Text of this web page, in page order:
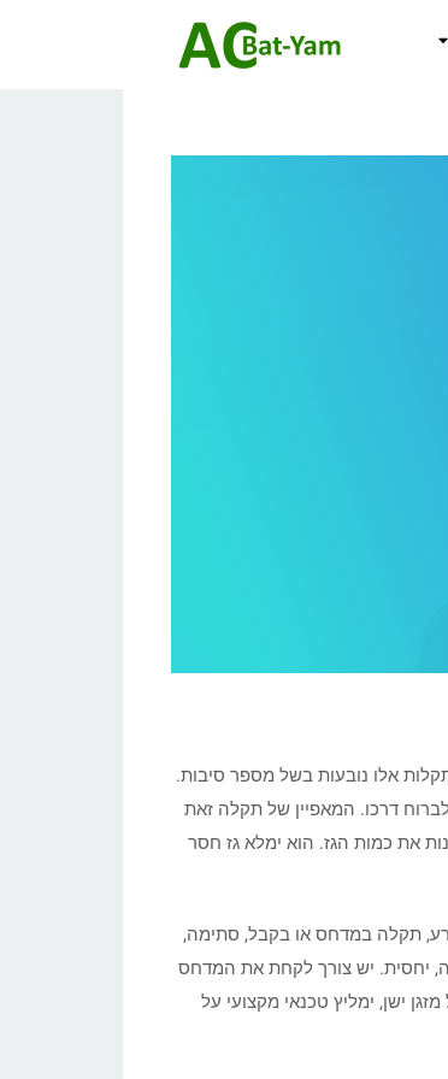
תקלות אלו נובעות בשל מספר סיבות.
לגז לברוח דרכו. המאפיין של תקלה זאת
את כמות הגז. הוא ימלא גז חסר
רע, תקלה במדחס או בקבל, סתימה,
יחסית. יש צורך לקחת את המדחס
ישן, ימליץ טכנאי מקצועי על